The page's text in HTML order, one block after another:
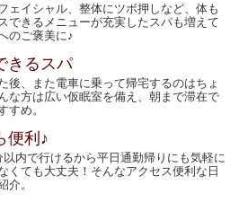
ェイシャル、整体にツボ押しなど、体も
できるメニューが充実したスパも増えて
のご褒美に♪
きるスパ
後、また電車に乗って帰宅するのはちょ
な方は広い仮眠室を備え、朝まで滞在で
すめ。
便利♪
内で行けるから平日通勤帰りにも気軽に
くても大丈夫！そんなアクセス便利な日
介。